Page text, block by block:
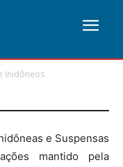
Inidôneos
e Suspensas
mantido pela